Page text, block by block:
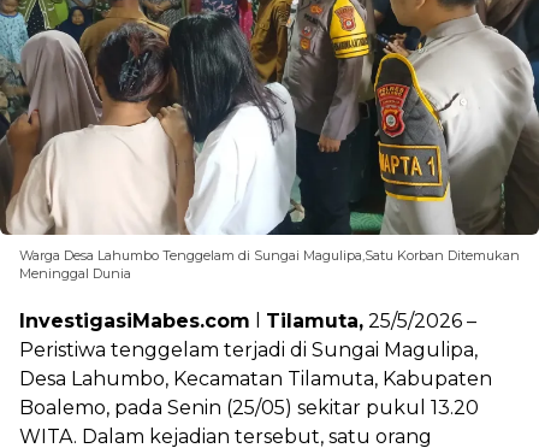
Warga Desa Lahumbo Tenggelam di Sungai Magulipa,Satu Korban Ditemukan
Meninggal Dunia
InvestigasiMabes.com Tilamuta, 25/5/2026 –
Peristiwa tenggelam terjadi di Sungai Magulipa,
Desa Lahumbo, Kecamatan Tilamuta, Kabupaten
Boalemo, pada Senin (25/05) sekitar pukul 13.20
WITA. Dalam kejadian tersebut, satu orang